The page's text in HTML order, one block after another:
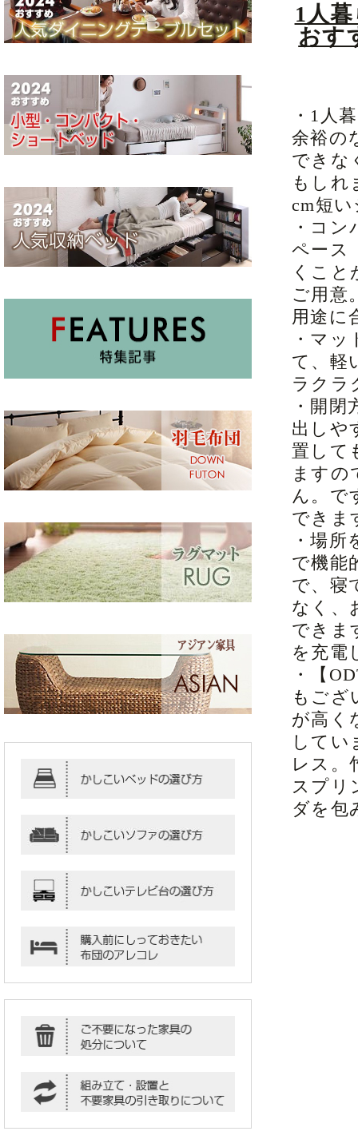
1人
おす
・1人
余裕の
できな
もしれ
cm短
・コ
ペース
くこと
ご用意
用途に
・マ
て、軽
ラクラ
・開
出しや
置して
ますの
ん。で
できま
・場
で機能
で、寝
なく、
できま
を充電
・【
もござ
が高く
してい
レス。
スプリ
ダを包